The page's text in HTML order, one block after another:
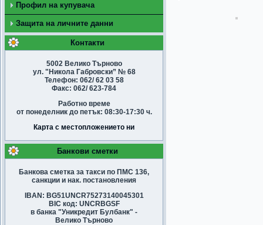
Профил на купувача
Защита на личните данни
Контакти
5002 Велико Търново
ул. "Никола Габровски” № 68
Телефон: 062/ 62 03 58
Факс: 062/ 623-784
Работно време
от понеделник до петък: 08:30-17:30 ч.
Карта с местопложението ни
Банкови сметки
Банкова сметка за такси по ПМС 136,
санкции и нак. постановления
IBAN: BG51UNCR75273140045301
BIC код: UNCRBGSF
в банка "Уникредит Булбанк" -
Велико Търново